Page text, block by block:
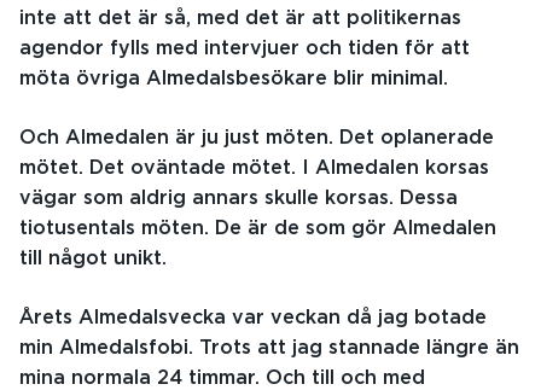
inte att det är så, med det är att politikernas
agendor fylls med intervjuer och tiden för att
möta övriga Almedalsbesökare blir minimal.
Och Almedalen är ju just möten. Det oplanerade
mötet. Det oväntade mötet. I Almedalen korsas
vägar som aldrig annars skulle korsas. Dessa
tiotusentals möten. De är de som gör Almedalen
till något unikt.
Årets Almedalsvecka var veckan då jag botade
min Almedalsfobi. Trots att jag stannade längre än
mina normala 24 timmar. Och till och med